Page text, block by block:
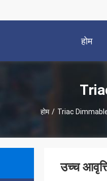
होम
होम / Triac Dimmable
उच्च